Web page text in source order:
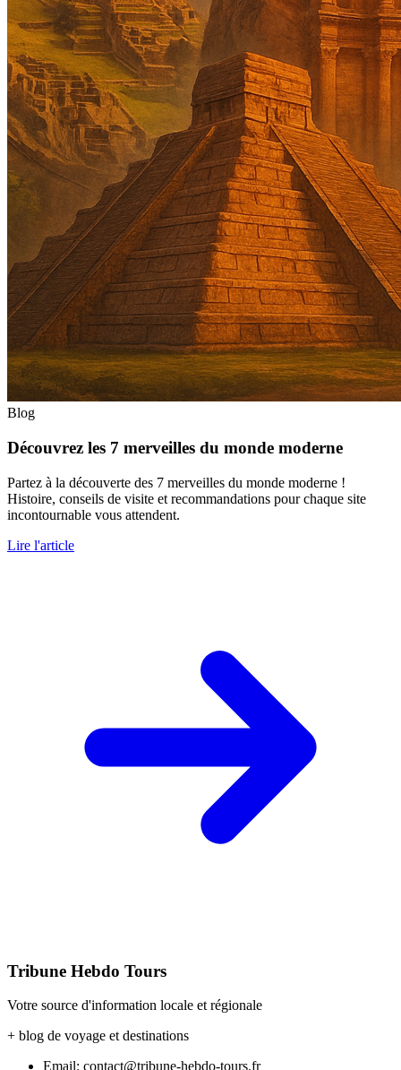
Blog
Découvrez les 7 merveilles du monde moderne
Partez à la découverte des 7 merveilles du monde moderne !
Histoire, conseils de visite et recommandations pour chaque site
incontournable vous attendent.
Lire l'article
Tribune Hebdo Tours
Votre source d'information locale et régionale
+ blog de voyage et destinations
Email: contact@tribune-hebdo-tours.fr